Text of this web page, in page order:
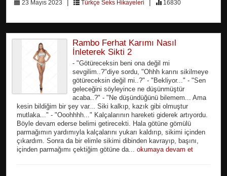
23 Mayıs 2023 | Türkçe Seks Hikayeleri | 16830
Rambo Ferhat Karımı Nasıl
İnleterek Sikti 2
- "Götüreceksin beni ona değil mi
sevgilim..?"diye sordu, "Ohhh karını sikilmeye
götüreceksin değil mi..?" - "Bekliyor..." - "Sen
geleceğini söyleyince ne düşünmüştür
acaba..?" - "Ne düşündüğünü bilemem... Ama
kesin bildiğim bir şey var... Siki kalkıp, kazık gibi olmuştur
mutlaka..." - "Ooohhhh..." Kalçalarının hareketi giderek artıyordu.
Böyle devam ederse belimi getirecekti. Hala götüne gömülü
parmağımın yardımıyla kalçalarını yukarı kaldırıp, sikimi içinden
çıkardım. Sonra da bir elimle sikimi dibinden kavrayıp, başını,
içinden parmağımı çektiğim götüne da... okumaya devam et